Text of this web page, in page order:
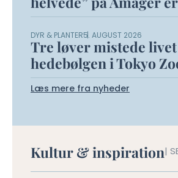
DYR & PLANTER5. AUGUST 2026
Tre løver mistede
hedebølgen i Tokyo
Læs mere fra nyheder
Kultur & inspiration|